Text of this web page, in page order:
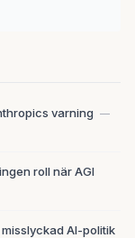
varning —
roll när AGI
AI-politik